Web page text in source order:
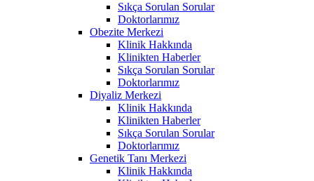
Sıkça Sorulan Sorular
Doktorlarımız
Obezite Merkezi
Klinik Hakkında
Klinikten Haberler
Sıkça Sorulan Sorular
Doktorlarımız
Diyaliz Merkezi
Klinik Hakkında
Klinikten Haberler
Sıkça Sorulan Sorular
Doktorlarımız
Genetik Tanı Merkezi
Klinik Hakkında